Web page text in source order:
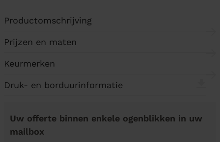
Productomschrijving
Prijzen en maten
Keurmerken
Druk- en borduurinformatie
Uw offerte binnen enkele ogenblikken in uw
mailbox